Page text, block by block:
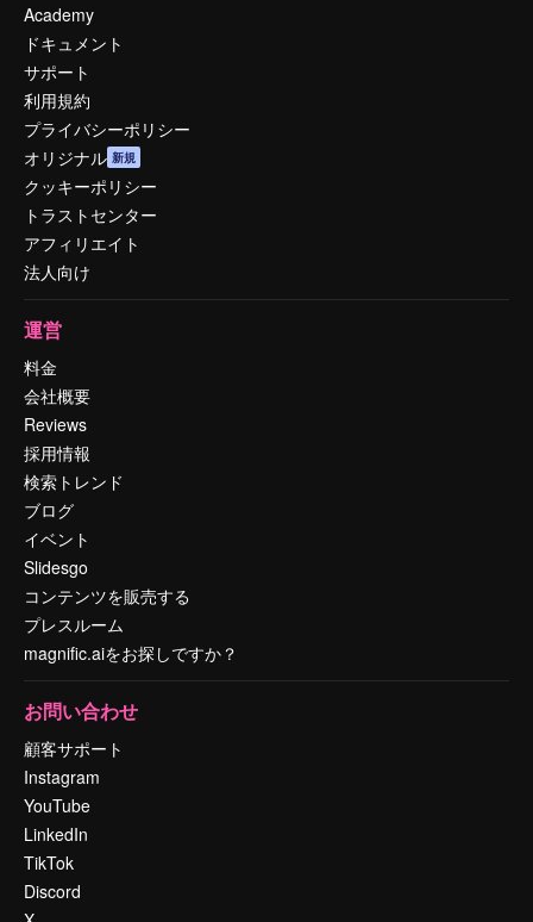
Academy
ドキュメント
サポート
利用規約
プライバシーポリシー
オリジナル 新規
クッキーポリシー
トラストセンター
アフィリエイト
法人向け
運営
料金
会社概要
Reviews
採用情報
検索トレンド
ブログ
イベント
Slidesgo
コンテンツを販売する
プレスルーム
magnific.aiをお探しですか？
お問い合わせ
顧客サポート
Instagram
YouTube
LinkedIn
TikTok
Discord